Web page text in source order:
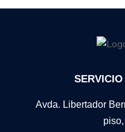
Avda. Libertador